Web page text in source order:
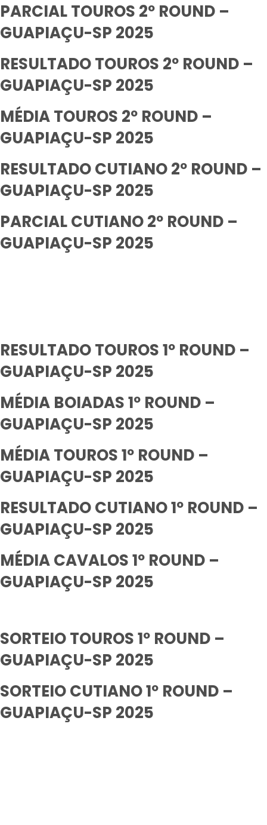
PARCIAL TOUROS 2º ROUND –
GUAPIAÇU-SP 2025
RESULTADO TOUROS 2º ROUND –
GUAPIAÇU-SP 2025
MÉDIA TOUROS 2º ROUND –
GUAPIAÇU-SP 2025
RESULTADO CUTIANO 2º ROUND –
GUAPIAÇU-SP 2025
PARCIAL CUTIANO 2º ROUND –
GUAPIAÇU-SP 2025
RESULTADO TOUROS 1º ROUND –
GUAPIAÇU-SP 2025
MÉDIA BOIADAS 1º ROUND –
GUAPIAÇU-SP 2025
MÉDIA TOUROS 1º ROUND –
GUAPIAÇU-SP 2025
RESULTADO CUTIANO 1º ROUND –
GUAPIAÇU-SP 2025
MÉDIA CAVALOS 1º ROUND –
GUAPIAÇU-SP 2025
SORTEIO TOUROS 1º ROUND –
GUAPIAÇU-SP 2025
SORTEIO CUTIANO 1º ROUND –
GUAPIAÇU-SP 2025